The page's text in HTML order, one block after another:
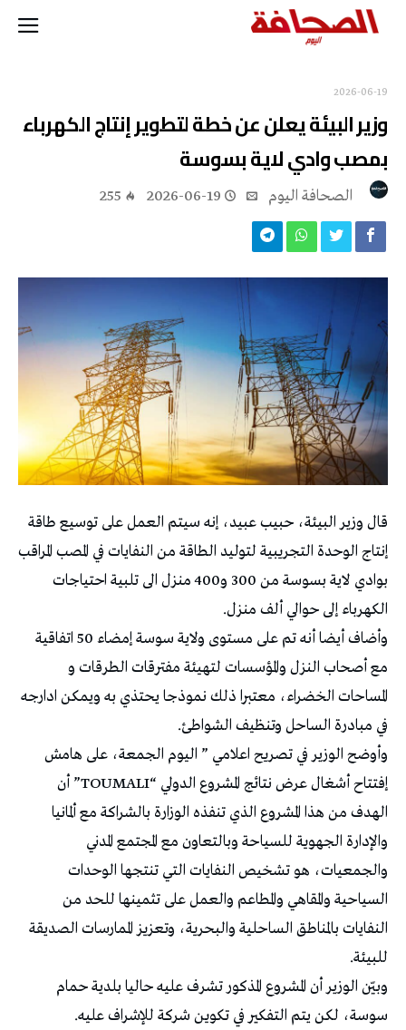
2026-06-19
وزير البيئة يعلن عن خطة لتطوير إنتاج الكهرباء
بمصب وادي لاية بسوسة
2026-06-19
255
قال وزير البيئة، حبيب عبيد، إنه سيتم العمل على توسيع طاقة
إنتاج الوحدة التجريبية لتوليد الطاقة من النفايات في المصب المراقب
بوادي لاية بسوسة من 300 و400 منزل الى تلبية احتياجات
الكهرباء إلى حوالي ألف منزل.
وأضاف أيضا أنه تم على مستوى ولاية سوسة إمضاء 50 اتفاقية
مع أصحاب النزل والمؤسسات لتهيئة مفترقات الطرقات و
المساحات الخضراء، معتبرا ذلك نموذجا يحتذي به ويمكن ادارجه
في مبادرة الساحل وتنظيف الشواطئ.
وأوضح الوزير في تصريح اعلامي ” اليوم الجمعة، على هامش
إفتتاح أشغال عرض نتائج المشروع الدولي “TOUMALI” أن
الهدف من هذا المشروع الذي تنفذه الوزارة بالشراكة مع ألمانيا
والإدارة الجهوية للسياحة وبالتعاون مع المجتمع المدني
والجمعيات، هو تشخيص النفايات التي تنتجها الوحدات
السياحية والمقاهي والمطاعم والعمل على تثمينها للحد من
النفايات بالمناطق الساحلية والبحرية، وتعزيز الممارسات الصديقة
للبيئة.
وبيّن الوزير أن المشروع المذكور تشرف عليه حاليا بلدية حمام
سوسة، لكن يتم التفكير في تكوين شركة للإشراف عليه.